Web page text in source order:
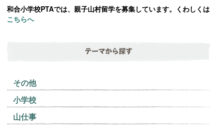
和合小学校PTAでは、親子山村留学を募集しています。くわしくは
こちらへ
テーマから探す
その他
小学校
山仕事